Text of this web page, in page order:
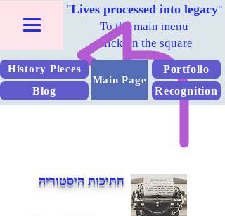
"Lives processed into legacy"
To the main menu
Click on the square
History Pieces
Blog
Main Page
Portfolio
Recognition
חתיכות היסטוריה